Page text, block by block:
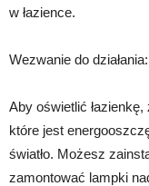
w łazience.
Wezwanie do działania:
Aby oświetlić
które jest
światło. Możesz
zamontować lampki